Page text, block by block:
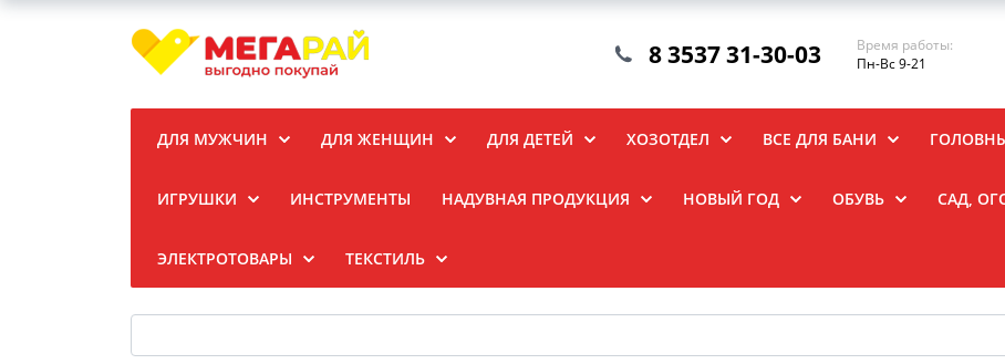
8 3537 31-30-03
Время работы:
Пн-Вс 9-21
ДЛЯ МУЖЧИН ДЛЯ ЖЕНЩИН ДЛЯ ДЕТЕЙ ХОЗОТДЕЛ ВСЕ ДЛЯ БАНИ
ИГРУШКИ ИНСТРУМЕНТЫ НАДУВНАЯ ПРОДУКЦИЯ НОВЫЙ ГОД ОБУВЬ САД,
ЭЛЕКТРОТОВАРЫ ТЕКСТИЛЬ